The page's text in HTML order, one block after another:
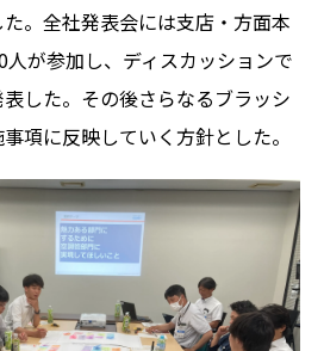
。全社発表会には支店・方面本
が参加し、ディスカッションで
した。その後さらなるブラッシ
項に反映していく方針とした。